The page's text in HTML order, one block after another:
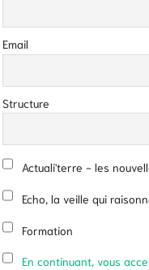
Email
Structure
Actuali'terre - les
Echo, la veille qui
Formation
En continuant, vous